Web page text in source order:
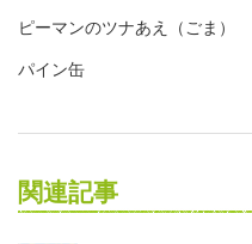
ピーマンのツナあえ（ごま）
パイン缶
関連記事